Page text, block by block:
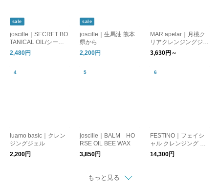
sale
joscille｜SECRET BO
TANICAL OIL/シーク
レットボタニカルオイ
ル
2,480円
sale
joscille｜生馬油 熊本
県から
2,200円
MAR apelar｜月桃ク
リアクレンジングジェ
ル
3,630円～
luamo basic｜クレン
ジングジェル
2,200円
joscille｜BALM HO
RSE OIL BEE WAX
3,850円
FESTINO｜フェイシ
ャル クレンジング ナ
ノスチーマー
14,300円
もっと見る